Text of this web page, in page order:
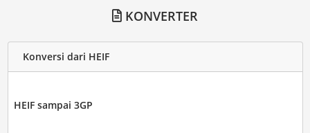
KONVERTER
Konversi dari HEIF
HEIF sampai 3GP